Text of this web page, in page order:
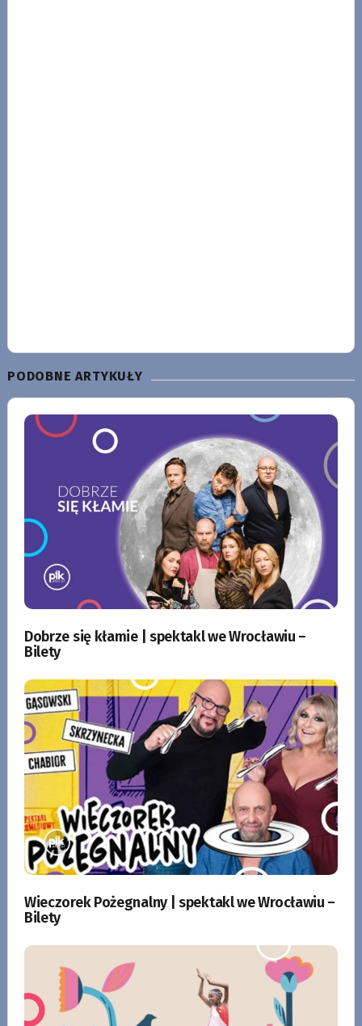
PODOBNE ARTYKUŁY
Dobrze się kłamie | spektakl we Wrocławiu –
Bilety
Wieczorek Pożegnalny | spektakl we Wrocławiu –
Bilety